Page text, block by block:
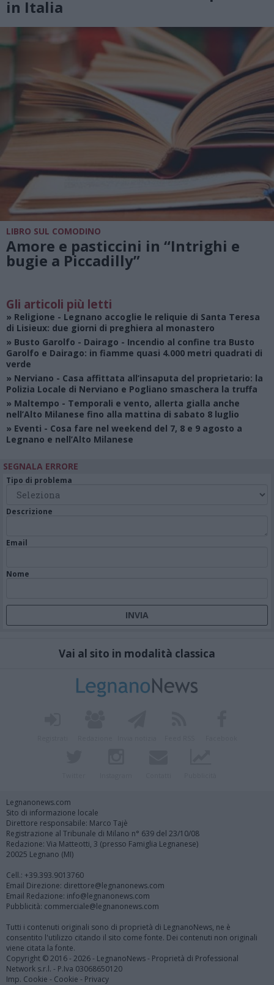
in Italia
LIBRO SUL COMODINO
Amore e pasticcini in “Intrighi e
bugie a Piccadilly”
Gli articoli più letti
» Religione - Legnano accoglie le reliquie di Santa Teresa
di Lisieux: due giorni di preghiera al monastero
» Busto Garolfo - Dairago - Incendio al confine tra Busto
Garolfo e Dairago: in fiamme quasi 4.000 metri quadrati di
verde
» Nerviano - Casa affittata all’insaputa del proprietario: la
Polizia Locale di Nerviano e Pogliano smaschera la truffa
» Maltempo - Temporali e vento, allerta gialla anche
nell’Alto Milanese fino alla mattina di sabato 8 luglio
» Eventi - Cosa fare nel weekend del 7, 8 e 9 agosto a
Legnano e nell’Alto Milanese
SEGNALA ERRORE
Tipo di problema
Descrizione
Email
Nome
Vai al sito in modalità classica
Legnanonews.com
Sito di informazione locale
Direttore responsabile: Marco Tajè
Registrazione al Tribunale di Milano n° 639 del 23/10/08
Redazione: Via Matteotti, 3 (presso Famiglia Legnanese)
20025 Legnano (MI)
Cell.: +39.393.9013760
Email Direzione: direttore@legnanonews.com
Email Redazione: info@legnanonews.com
Pubblicità: commerciale@legnanonews.com
Tutti i contenuti originali sono di proprietà di LegnanoNews, ne è
consentito l'utilizzo citando il sito come fonte. Dei contenuti non originali
viene citata la fonte.
Copyright © 2016 - 2026 - LegnanoNews - Proprietà di Professional
Network s.r.l. - P.Iva 03068650120
Imp. Cookie - Cookie - Privacy